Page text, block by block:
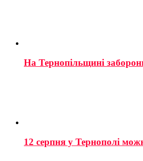
На Тернопільщині
12 серпня у Тернополі